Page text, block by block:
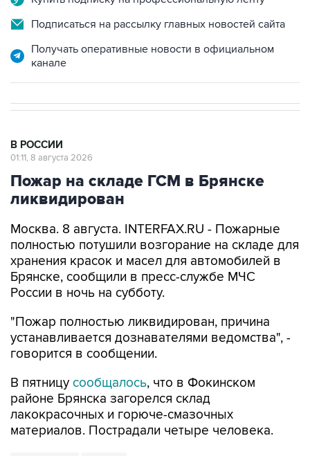
Подписаться на рассылку главных новостей сайта
Получать оперативные новости в официальном
канале
В РОССИИ
01:11, 8 августа 2026
Пожар на складе ГСМ в Брянске
ликвидирован
Москва. 8 августа. INTERFAX.RU - Пожарные
полностью потушили возгорание на складе для
хранения красок и масел для автомобилей в
Брянске, сообщили в пресс-службе МЧС
России в ночь на субботу.
"Пожар полностью ликвидирован, причина
устанавливается дознавателями ведомства", -
говорится в сообщении.
В пятницу сообщалось, что в Фокинском
районе Брянска загорелся склад
лакокрасочных и горюче-смазочных
материалов. Пострадали четыре человека.